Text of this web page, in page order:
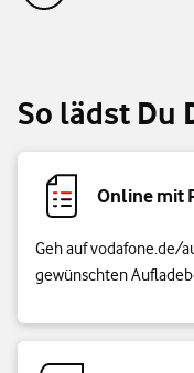
So lädst Du
Online mit
Geh auf vodafone.de/
gewünschten